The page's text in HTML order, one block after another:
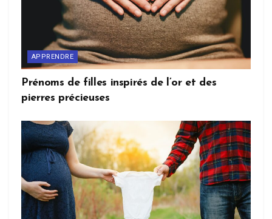
APPRENDRE
Prénoms de filles inspirés de l’or et des
pierres précieuses